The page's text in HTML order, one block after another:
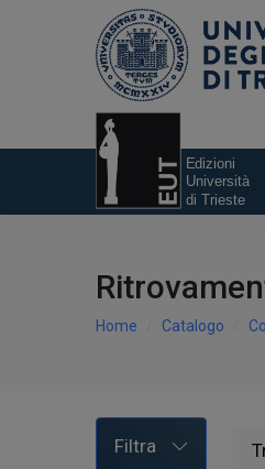
Home Catalogo
Filtra